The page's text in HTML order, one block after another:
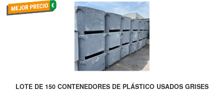
LOTE DE 150 CONTENEDORES DE PLÁSTICO USADOS GRISES